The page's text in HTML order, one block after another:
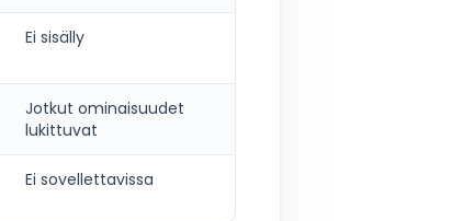
Ei sisälly
Jotkut ominaisuudet
lukittuvat
Ei sovellettavissa